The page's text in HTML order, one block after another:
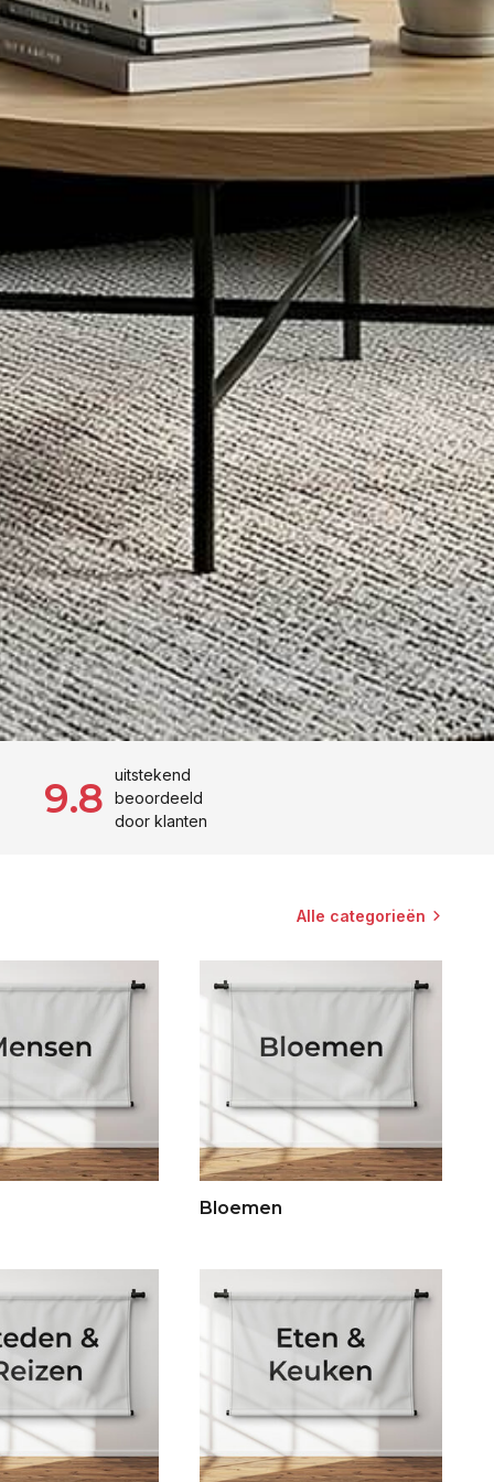
9.8
uitstekend
beoordeeld
door klanten
Alle categorieën
Bloemen